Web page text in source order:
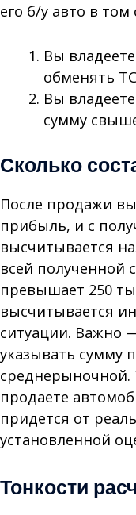
его б/у авто в том
Вы
обменять
Вы
сумму
Сколько
После продажи
прибыль, и с
высчитывается
всей полученной
превышает 250
высчитывается
ситуации. Важно
указывать сумму
среднерыночной.
продаете
придется от
установленной
Тонкости